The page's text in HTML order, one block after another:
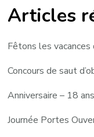
Articles
Fêtons les vacances
Concours de saut
Anniversaire – 18 ans
Journée Portes